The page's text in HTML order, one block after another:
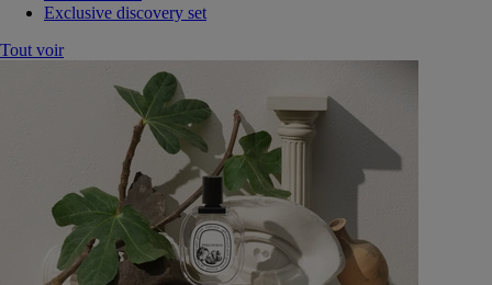
Exclusive discovery set
Tout voir